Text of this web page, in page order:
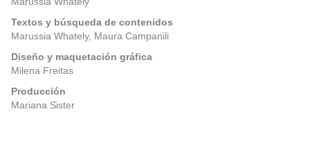
Textos y búsqueda de contenidos
Marussia Whately, Maura Campanili
Diseño y maquetación gráfica
Milena Freitas
Producción
Mariana Sister